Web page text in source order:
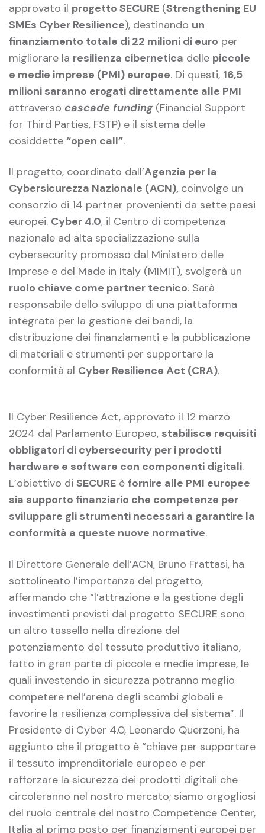
approvato il progetto SECURE (Strengthening EU
SMEs Cyber Resilience), destinando un
finanziamento totale di 22 milioni di euro per
migliorare la resilienza cibernetica delle piccole
e medie imprese (PMI) europee. Di questi, 16,5
milioni saranno erogati direttamente alle PMI
attraverso cascade funding(Financial Support
for Third Parties, FSTP) e il sistema delle
cosiddette “open call”.
Il progetto, coordinato dall’Agenzia per la
Cybersicurezza Nazionale (ACN), coinvolge un
consorzio di 14 partner provenienti da sette paesi
europei. Cyber 4.0, il Centro di competenza
nazionale ad alta specializzazione sulla
cybersecurity promosso dal Ministero delle
Imprese e del Made in Italy (MIMIT), svolgerà un
ruolo chiave come partner tecnico. Sarà
responsabile dello sviluppo di una piattaforma
integrata per la gestione dei bandi, la
distribuzione dei finanziamenti e la pubblicazione
di materiali e strumenti per supportare la
conformità al Cyber Resilience Act (CRA).
Il Cyber Resilience Act, approvato il 12 marzo
2024 dal Parlamento Europeo, stabilisce requisiti
obbligatori di cybersecurity per i prodotti
hardware e software con componenti digitali.
L’obiettivo di SECURE è fornire alle PMI europee
sia supporto finanziario che competenze per
sviluppare gli strumenti necessari a garantire la
conformità a queste nuove normative.
Il Direttore Generale dell’ACN, Bruno Frattasi, ha
sottolineato l’importanza del progetto,
affermando che “l’attrazione e la gestione degli
investimenti previsti dal progetto SECURE sono
un altro tassello nella direzione del
potenziamento del tessuto produttivo italiano,
fatto in gran parte di piccole e medie imprese, le
quali investendo in sicurezza potranno meglio
competere nell’arena degli scambi globali e
favorire la resilienza complessiva del sistema”. Il
Presidente di Cyber 4.0, Leonardo Querzoni, ha
aggiunto che il progetto è “chiave per supportare
il tessuto imprenditoriale europeo e per
rafforzare la sicurezza dei prodotti digitali che
circoleranno nel nostro mercato; siamo orgogliosi
del ruolo centrale del nostro Competence Center,
Italia al primo posto per finanziamenti europei per